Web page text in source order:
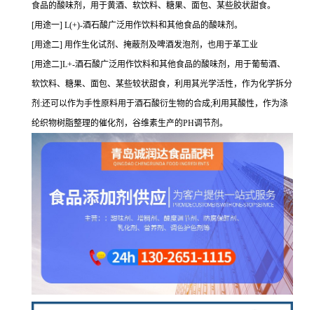
食品的酸味剂，用于黄酒、软饮料、糖果、面包、某些胶状甜食。
[用途一] L(+)-酒石酸广泛用作饮料和其他食品的酸味剂。
[用途二] 用作生化试剂、掩蔽剂及啤酒发泡剂，也用于革工业
[用途二]L+-酒石酸广泛用作饮料和其他食品的酸味剂，用于葡萄酒、
软饮料、糖果、面包、某些较状甜食，利用其光学活性，作为化学拆分
剂:还可以作为手性原料用于酒石酸衍生物的合成;利用其酸性，作为涤
纶织物树脂整理的催化剂，谷维素生产的PH调节剂。